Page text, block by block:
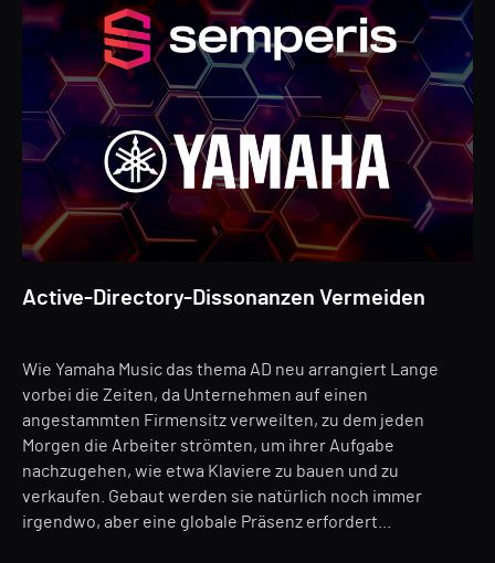
Active-Directory-Dissonanzen Vermeiden
Wie Yamaha Music das thema AD neu arrangiert Lange
vorbei die Zeiten, da Unternehmen auf einen
angestammten Firmensitz verweilten, zu dem jeden
Morgen die Arbeiter strömten, um ihrer Aufgabe
nachzugehen, wie etwa Klaviere zu bauen und zu
verkaufen. Gebaut werden sie natürlich noch immer
irgendwo, aber eine globale Präsenz erfordert...